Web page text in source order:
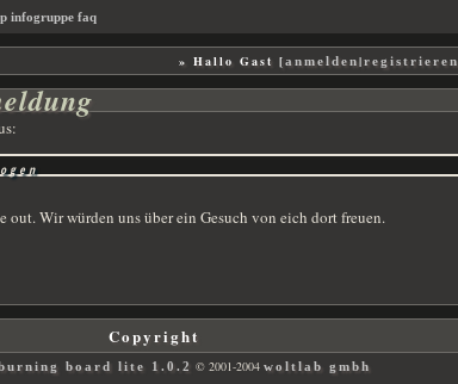
infogruppe faq
» Hallo Gast [anmelden|registrieren
out. Wir würden uns über ein Gesuch von eich dort freuen.
Copyright
board lite 1.0.2 © 2001-2004 woltlab gmbh